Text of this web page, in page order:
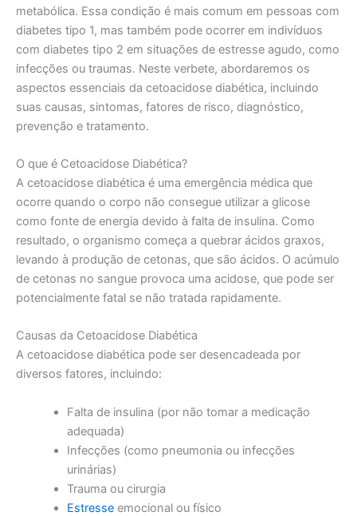
metabólica. Essa condição é mais comum em pessoas com
diabetes tipo 1, mas também pode ocorrer em indivíduos
com diabetes tipo 2 em situações de estresse agudo, como
infecções ou traumas. Neste verbete, abordaremos os
aspectos essenciais da cetoacidose diabética, incluindo
suas causas, sintomas, fatores de risco, diagnóstico,
prevenção e tratamento.
O que é Cetoacidose Diabética?
A cetoacidose diabética é uma emergência médica que
ocorre quando o corpo não consegue utilizar a glicose
como fonte de energia devido à falta de insulina. Como
resultado, o organismo começa a quebrar ácidos graxos,
levando à produção de cetonas, que são ácidos. O acúmulo
de cetonas no sangue provoca uma acidose, que pode ser
potencialmente fatal se não tratada rapidamente.
Causas da Cetoacidose Diabética
A cetoacidose diabética pode ser desencadeada por
diversos fatores, incluindo:
Falta de insulina (por não tomar a medicação
adequada)
Infecções (como pneumonia ou infecções
urinárias)
Trauma ou cirurgia
Estresseemocional ou físico